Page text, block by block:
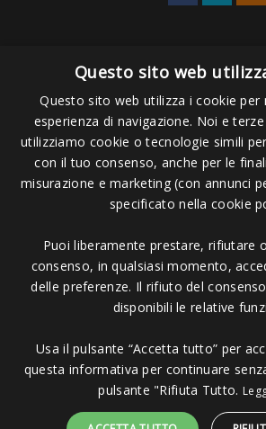
Pagamenti
Copyright © 2006 - 2023 -
Massa MS - Tel 0585026137 - P.IVA
Questo sito web
Questo sito web utilizza i cookie per
esperienza di navigazione. Noi e
utilizziamo cookie o tecnologie simili
con il tuo consenso, anche per le
misurazione e marketing (con annunci
specificato nella cookie
Puoi liberamente prestare, rifiutare
consenso, in qualsiasi momento,
delle preferenze. Il rifiuto del
disponibili le relative
Usa il pulsante “Accetta tutto” per
questa informativa per continuare
pulsante "Rifiuta Tutto.